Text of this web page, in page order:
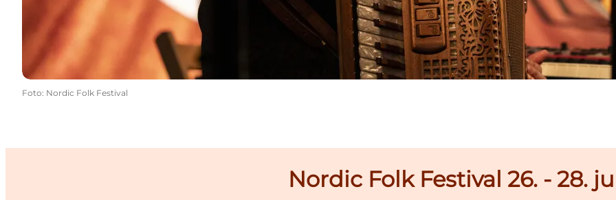
Foto: Nordic Folk Festival
Nordic Folk Festival 26. - 28.